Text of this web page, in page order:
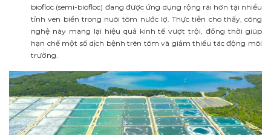
biofloc (semi-biofloc) đang được ứng dụng rộng rãi hơn tại nhiều
tỉnh ven biển trong nuôi tôm nước lợ. Thực tiễn cho thấy, công
nghệ này mang lại hiệu quả kinh tế vượt trội, đồng thời giúp
hạn chế một số dịch bệnh trên tôm và giảm thiểu tác động môi
trường.